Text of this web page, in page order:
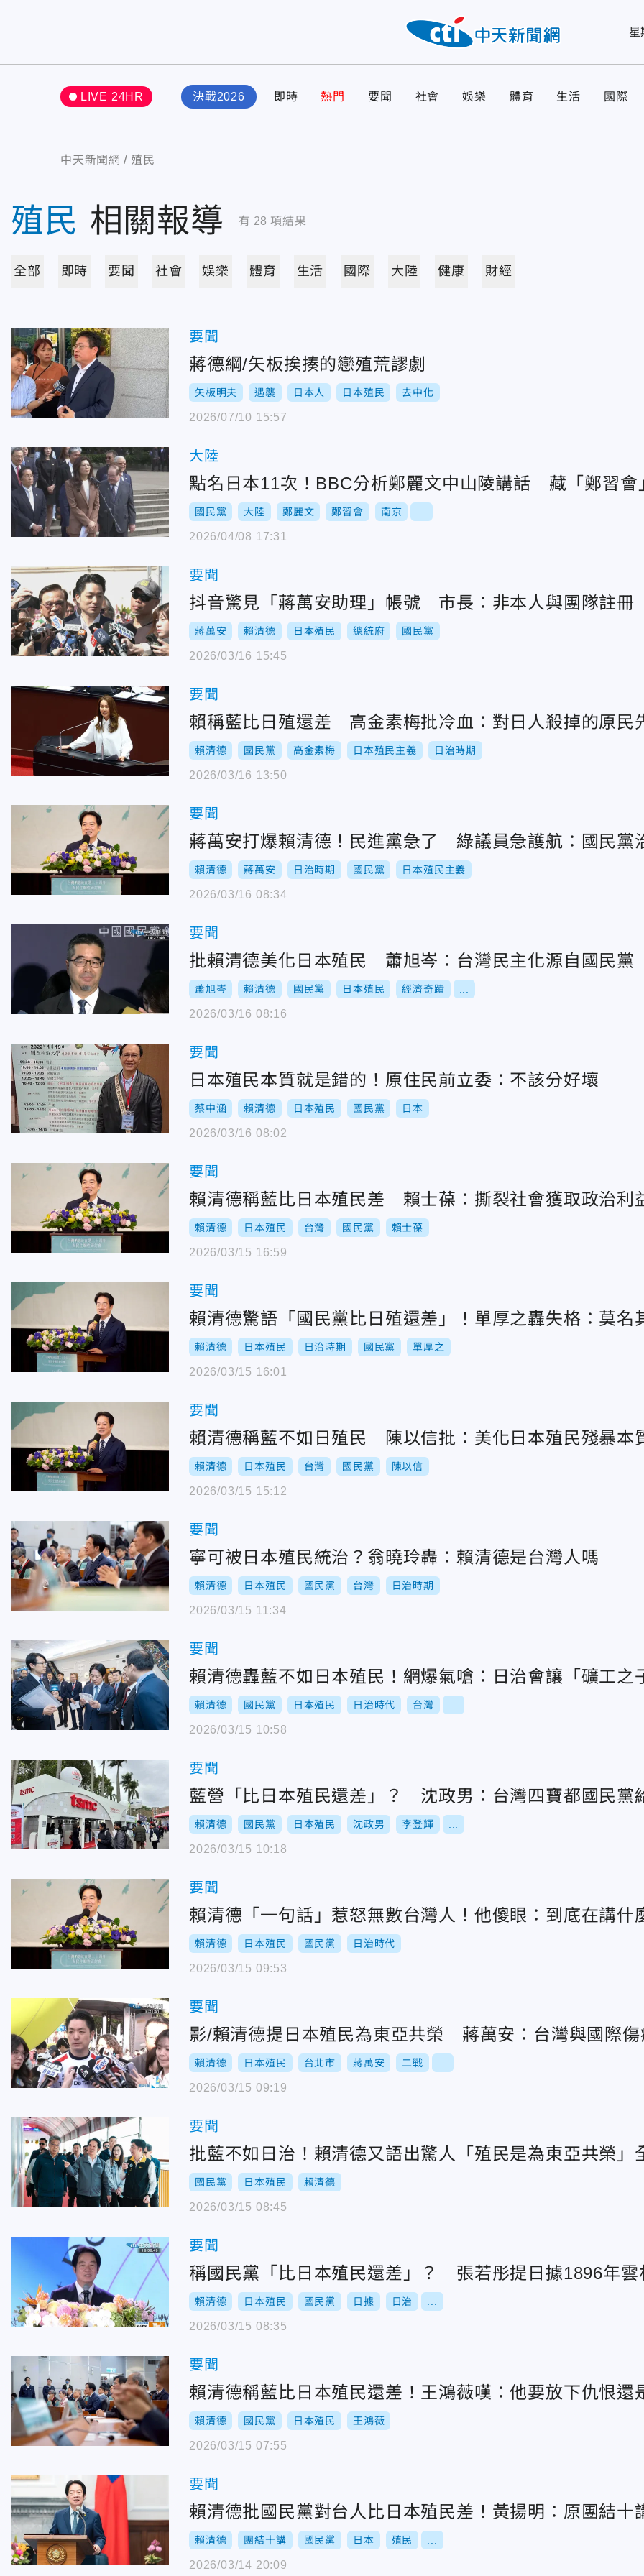
星
LIVE 24HR 決戰2026 即時 熱門 要聞 社會 娛樂 體育 生活 國際
中天新聞網 殖民
殖民 相關報導 有 28 項結果
全部 即時 要聞 社會 娛樂 體育 生活 國際 大陸 健康 財經
要聞
蔣德綱/矢板挨揍的戀殖荒謬劇
矢板明夫 遇襲 日本人 日本殖民 去中化
2026/07/10 15:57
大陸
點名日本11次！BBC分析鄭麗文中山陵講話 藏「鄭習會
國民黨 大陸 鄭麗文 鄭習會 南京
2026/04/08 17:31
要聞
抖音驚見「蔣萬安助理」帳號 市長：非本人與團隊註冊
蔣萬安 賴清德 日本殖民 總統府 國民黨
2026/03/16 15:45
要聞
賴稱藍比日殖還差 高金素梅批冷血：對日人殺掉的原民
賴清德 國民黨 高金素梅 日本殖民主義 日治時期
2026/03/16 13:50
要聞
蔣萬安打爆賴清德！民進黨急了 綠議員急護航：國民黨
賴清德 蔣萬安 日治時期 國民黨 日本殖民主義
2026/03/16 08:34
要聞
批賴清德美化日本殖民 蕭旭岑：台灣民主化源自國民黨
蕭旭岑 賴清德 國民黨 日本殖民 經濟奇蹟
2026/03/16 08:16
要聞
日本殖民本質就是錯的！原住民前立委：不該分好壞
蔡中涵 賴清德 日本殖民 國民黨 日本
2026/03/16 08:02
要聞
賴清德稱藍比日本殖民差 賴士葆：撕裂社會獲取政治利
賴清德 日本殖民 台灣 國民黨 賴士葆
2026/03/15 16:59
要聞
賴清德驚語「國民黨比日殖還差」！單厚之轟失格：莫名
賴清德 日本殖民 日治時期 國民黨 單厚之
2026/03/15 16:01
要聞
賴清德稱藍不如日殖民 陳以信批：美化日本殖民殘暴本
賴清德 日本殖民 台灣 國民黨 陳以信
2026/03/15 15:12
要聞
寧可被日本殖民統治？翁曉玲轟：賴清德是台灣人嗎
賴清德 日本殖民 國民黨 台灣 日治時期
2026/03/15 11:34
要聞
賴清德轟藍不如日本殖民！網爆氣嗆：日治會讓「礦工之
賴清德 國民黨 日本殖民 日治時代 台灣
2026/03/15 10:58
要聞
藍營「比日本殖民還差」？ 沈政男：台灣四寶都國民黨
賴清德 國民黨 日本殖民 沈政男 李登輝
2026/03/15 10:18
要聞
賴清德「一句話」惹怒無數台灣人！他傻眼：到底在講什
賴清德 日本殖民 國民黨 日治時代
2026/03/15 09:53
要聞
影/賴清德提日本殖民為東亞共榮 蔣萬安：台灣與國際傷
賴清德 日本殖民 台北市 蔣萬安 二戰
2026/03/15 09:19
要聞
批藍不如日治！賴清德又語出驚人「殖民是為東亞共榮」
國民黨 日本殖民 賴清德
2026/03/15 08:45
要聞
稱國民黨「比日本殖民還差」？ 張若彤提日據1896年雲
賴清德 日本殖民 國民黨 日據 日治
2026/03/15 08:35
要聞
賴清德稱藍比日本殖民還差！王鴻薇嘆：他要放下仇恨還
賴清德 國民黨 日本殖民 王鴻薇
2026/03/15 07:55
要聞
賴清德批國民黨對台人比日本殖民差！黃揚明：原團結十
賴清德 團結十講 國民黨 日本 殖民
2026/03/14 20:09